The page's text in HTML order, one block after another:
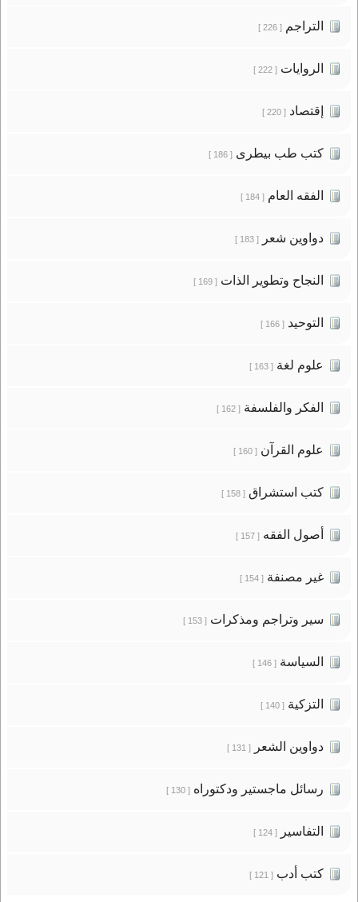
التراجم[ 226 ]
الروايات[ 222 ]
إقتصاد[ 220 ]
كتب طب بيطرى[ 186 ]
الفقه العام[ 184 ]
دواوين شعر[ 183 ]
النجاح وتطوير الذات[ 169 ]
التوحيد[ 166 ]
علوم لغة[ 163 ]
الفكر والفلسفة[ 162 ]
علوم القرآن[ 160 ]
كتب استشراق[ 158 ]
أصول الفقه[ 157 ]
غير مصنفة[ 154 ]
سير وتراجم ومذكرات[ 153 ]
السياسة[ 146 ]
التزكية[ 140 ]
دواوين الشعر[ 131 ]
رسائل ماجستير ودكتوراه[ 130 ]
التفاسير[ 124 ]
كتب أدب[ 121 ]